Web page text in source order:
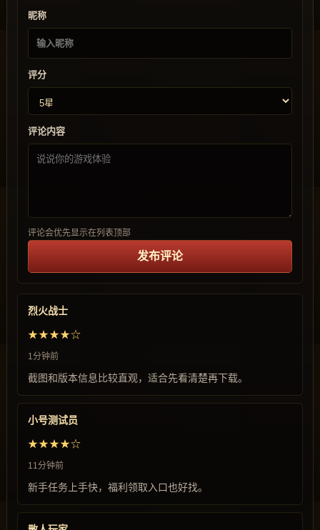
昵称
评分
评论内容
评论会优先显示在列表顶部
发布评论
烈火战士
★★★★☆
1分钟前
截图和版本信息比较直观，适合先看清楚再下载。
小号测试员
★★★★☆
11分钟前
新手任务上手快，福利领取入口也好找。